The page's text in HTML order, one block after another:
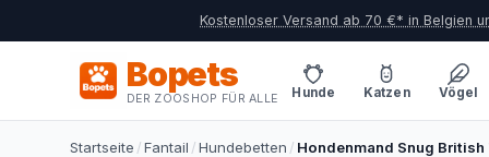
Kostenloser Versand ab 70 €* in Belgien
Bopets
DER ZOOSHOP FÜR ALLE Hunde Katzen Vögel
Startseite /Fantail /Hundebetten / Hondenmand Snug